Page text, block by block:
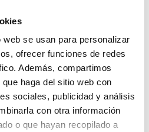
se usan para personalizar
ofrecer funciones de redes
Además, compartimos
haga del sitio web con
sociales, publicidad y análisis
con otra información
o que hayan recopilado a